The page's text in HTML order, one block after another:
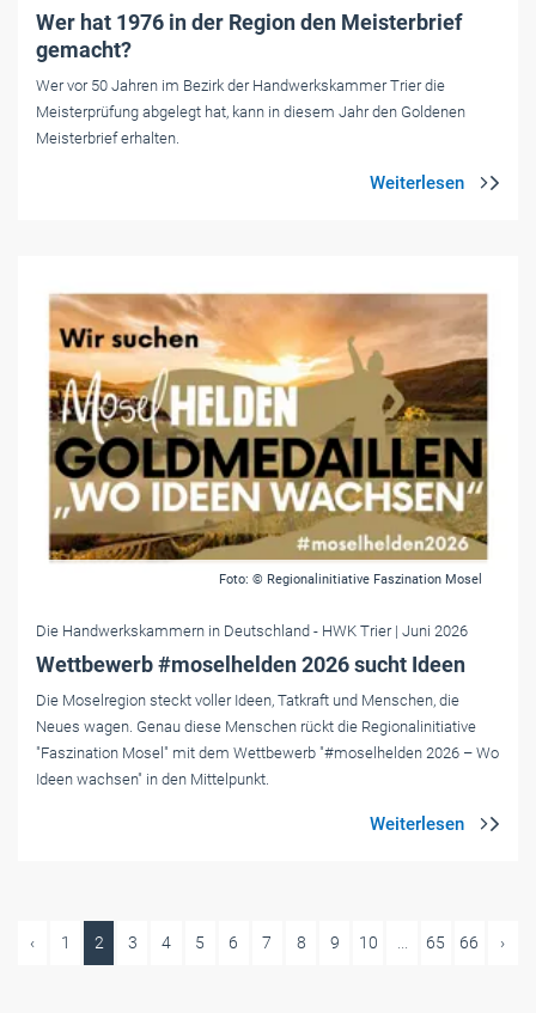
Wer hat 1976 in der Region den Meisterbrief
gemacht?
Wer vor 50 Jahren im Bezirk der Handwerkskammer Trier die
Meisterprüfung abgelegt hat, kann in diesem Jahr den Goldenen
Meisterbrief erhalten.
Foto: © Regionalinitiative Faszination Mosel
Die Handwerkskammern in Deutschland - HWK Trier | Juni 2026
Wettbewerb #moselhelden 2026 sucht Ideen
Die Moselregion steckt voller Ideen, Tatkraft und Menschen, die
Neues wagen. Genau diese Menschen rückt die Regionalinitiative
"Faszination Mosel" mit dem Wettbewerb "#moselhelden 2026 – Wo
Ideen wachsen" in den Mittelpunkt.
‹ 1 2 3 4 5 6 7 8 9 10 ... 65 66 ›